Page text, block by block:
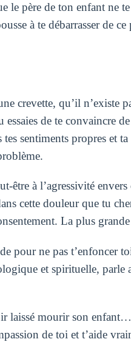
le père de ton enfant ne
à te débarrasser de
crevette, qu’il n’existe
de te convaincre
sentiments propres et
être à l’agressivité
cette douleur que tu
La plus
pour ne pas t’enfoncer
et spirituelle, parle
laissé mourir son
de toi et t’aide